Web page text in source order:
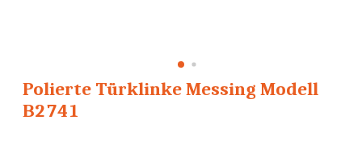
Polierte Türklinke Messing Modell
B2741